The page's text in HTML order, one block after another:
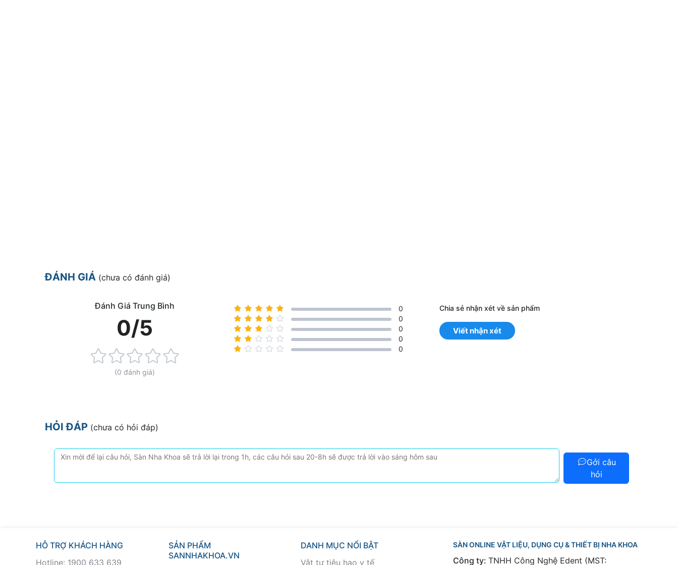
ĐÁNH GIÁ (chưa có đánh giá)
Đánh Giá Trung Bình
0/5
(0 đánh giá)
0
0
0
0
0
Chia sẻ nhận xét về sản phẩm
Viết nhận xét
HỎI ĐÁP (chưa có hỏi đáp)
Gởi câu
hỏi
HỖ TRỢ KHÁCH HÀNG
Hotline: 1900 633 639
SẢN PHẨM
SANNHAKHOA.VN
DANH MỤC NỔI BẬT
Vật tư tiêu hao y tế
SÀN ONLINE VẬT LIỆU, DỤNG CỤ & THIẾT BỊ NHA KHOA
Công ty: TNHH Công Nghệ Edent (MST: